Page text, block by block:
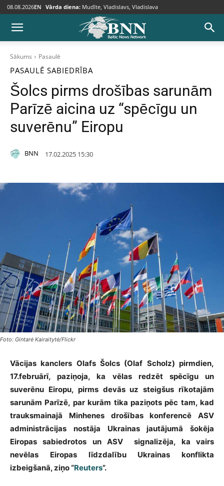
08.08.2026EN Vārda diena: Mudīte, Vladislavs, Vladislava
Sākums Pasaulē
PASAULĒ SABIEDRĪBA
Šolcs pirms drošības sarunām
Parīzē aicina uz “spēcīgu un
suverēnu” Eiropu
BNN 17.02.2025 15:30
Foto: Gintarė Kairaitytė/Flickr
Vācijas kanclers Olafs Šolcs (Olaf Scholz) pirmdien,
17.februārī, paziņoja, ka vēlas redzēt spēcīgu un
suverēnu Eiropu, pirms devās uz steigšus rīkotajām
sarunām Parīzē, par kurām tika paziņots pēc tam, kad
trauksmainajā Minhenes drošības konferencē ASV
administrācijas nostāja Ukrainas jautājumā šokēja
Eiropas sabiedrotos un ASV signalizēja, ka vairs
nevēlas Eiropas līdzdalību Ukrainas konflikta
izbeigšanā, ziņo “Reuters”.